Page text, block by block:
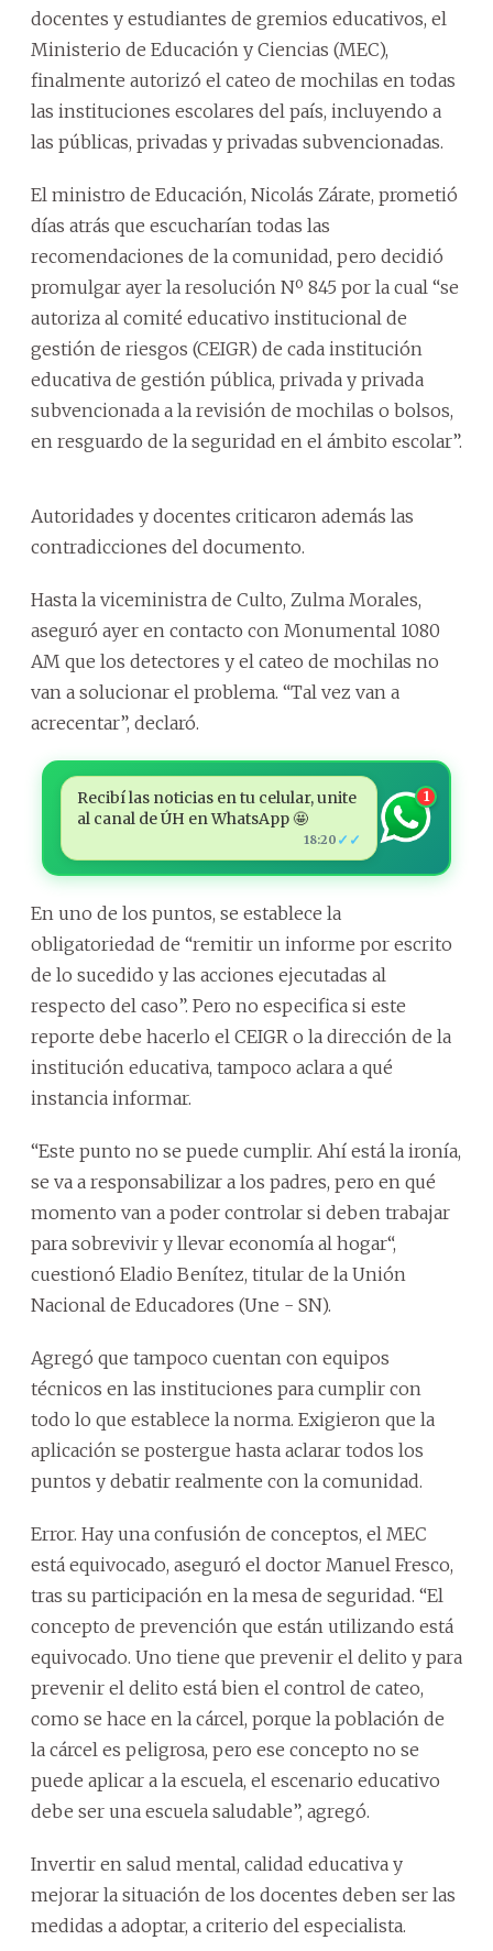
docentes y estudiantes de gremios educativos, el
Ministerio de Educación y Ciencias (MEC),
finalmente autorizó el cateo de mochilas en todas
las instituciones escolares del país, incluyendo a
las públicas, privadas y privadas subvencionadas.
El ministro de Educación, Nicolás Zárate, prometió
días atrás que escucharían todas las
recomendaciones de la comunidad, pero decidió
promulgar ayer la resolución Nº 845 por la cual “se
autoriza al comité educativo institucional de
gestión de riesgos (CEIGR) de cada institución
educativa de gestión pública, privada y privada
subvencionada a la revisión de mochilas o bolsos,
en resguardo de la seguridad en el ámbito escolar”.
Autoridades y docentes criticaron además las
contradicciones del documento.
Hasta la viceministra de Culto, Zulma Morales,
aseguró ayer en contacto con Monumental 1080
AM que los detectores y el cateo de mochilas no
van a solucionar el problema. “Tal vez van a
acrecentar”, declaró.
Recibí las noticias en tu celular, unite
al canal de ÚH en WhatsApp 🤩
18:20 ✓✓
1
En uno de los puntos, se establece la
obligatoriedad de “remitir un informe por escrito
de lo sucedido y las acciones ejecutadas al
respecto del caso”. Pero no especifica si este
reporte debe hacerlo el CEIGR o la dirección de la
institución educativa, tampoco aclara a qué
instancia informar.
“Este punto no se puede cumplir. Ahí está la ironía,
se va a responsabilizar a los padres, pero en qué
momento van a poder controlar si deben trabajar
para sobrevivir y llevar economía al hogar“,
cuestionó Eladio Benítez, titular de la Unión
Nacional de Educadores (Une - SN).
Agregó que tampoco cuentan con equipos
técnicos en las instituciones para cumplir con
todo lo que establece la norma. Exigieron que la
aplicación se postergue hasta aclarar todos los
puntos y debatir realmente con la comunidad.
Error. Hay una confusión de conceptos, el MEC
está equivocado, aseguró el doctor Manuel Fresco,
tras su participación en la mesa de seguridad. “El
concepto de prevención que están utilizando está
equivocado. Uno tiene que prevenir el delito y para
prevenir el delito está bien el control de cateo,
como se hace en la cárcel, porque la población de
la cárcel es peligrosa, pero ese concepto no se
puede aplicar a la escuela, el escenario educativo
debe ser una escuela saludable”, agregó.
Invertir en salud mental, calidad educativa y
mejorar la situación de los docentes deben ser las
medidas a adoptar, a criterio del especialista.